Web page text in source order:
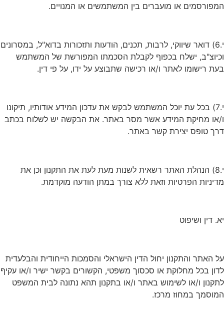
המפורסמים או מועברים בין המשתמשים או המנויים.
י.6) דואר שיווקי, לרבות, תכנים, הודעות ותזכורות בדוא"ל, במסרונים
וכיוצ"ב, ישלח בכפוף לקבלת הסכמתו המפורשת של המשתמש
בעת רישומו לאתר ו/או רכישה שתבוצע על ידו, על פי דין.
י.7) בכל עת יוכל המשתמש לבקש את עדכון המידע אודותיו, תיקונו
ו/או מחיקת המידע אשר מסר באתר. את הבקשה יש לשלוח בכתב
דרך טופס יצירת קשר באתר.
י.8) הנהלת האתר רשאית לשנות מעת לעת את התקנון וכן את
מדיניות הפרטיות וזאת ללא צורך במתן הודעה מוקדמת.
יא. דין ושיפוט
על האתר והתקנון יחול הדין הישראלי והסמכות הייחודית והבלעדית
לדון בכל מחלוקת או סכסוך משפטי, הקשורים בקשר ישיר ו/או עקיף
לתקנון ו/או לשימוש באתר ו/או בתקנון תהא נתונה לבית המשפט
המוסמך במחוז מרכז.